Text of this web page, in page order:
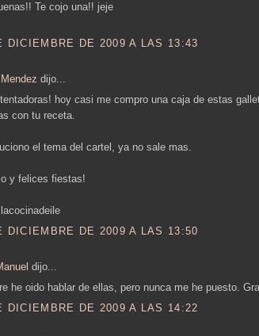
Te cojo una!! jeje
DICIEMBRE DE 2009 A LAS 13:43
dijo...
hoy casi me compro una caja de estas
con tu receta.
el tema del cartel, ya no sale mas.
y felices fiestas!
DICIEMBRE DE 2009 A LAS 13:50
dijo...
he oido hablar de ellas, pero nunca me he puesto.
DICIEMBRE DE 2009 A LAS 14:22